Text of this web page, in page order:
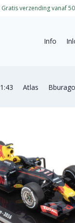
Gratis verzending vanaf 50
Info
1:43 Atlas Bburago